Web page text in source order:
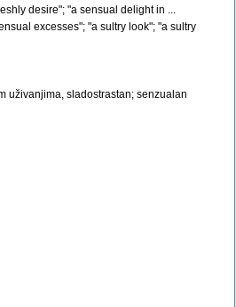
desire"; "a sensual delight in ...
excesses"; "a sultry look"; "a sultry
uživanjima, sladostrastan; senzualan